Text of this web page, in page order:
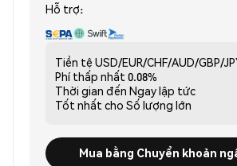
Hỗ trợ:
Tiền tệ USD/EUR/CHF/AUD/GBP/
Phí thấp nhất 0.08%
Thời gian đến Ngay lập tức
Tốt nhất cho Số lượng lớn
Mua bằng Chuyển khoản